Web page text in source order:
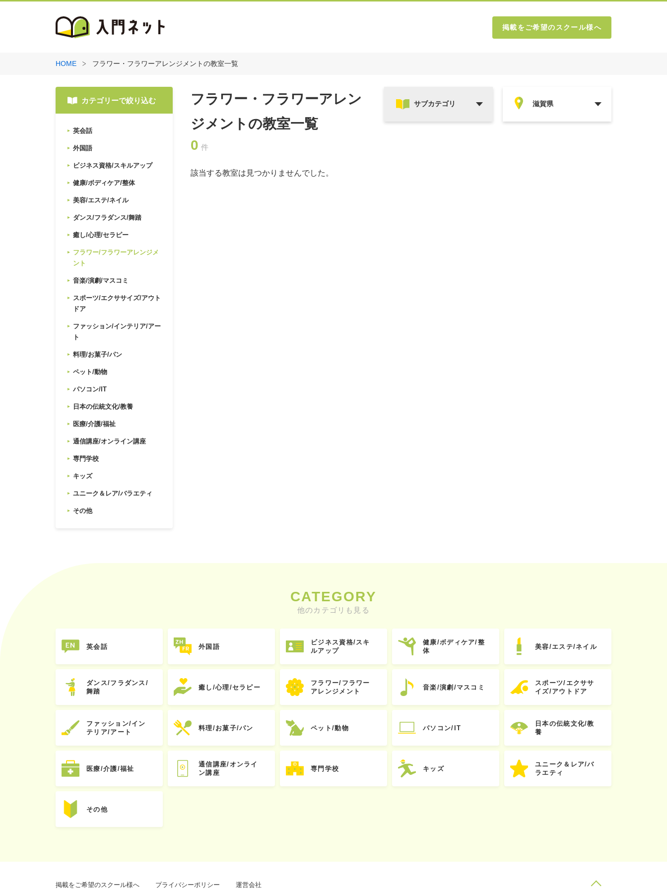
掲載をご希望のスクール様へ
HOME フラワー・フラワーアレンジメントの教室一覧
カテゴリーで絞り込む
英会話
外国語
ビジネス資格/スキルアップ
健康/ボディケア/整体
美容/エステ/ネイル
ダンス/フラダンス/舞踏
癒し/心理/セラピー
フラワー/フラワーアレンジメ
ント
音楽/演劇/マスコミ
スポーツ/エクササイズ/アウト
ドア
ファッション/インテリア/アー
ト
料理/お菓子/パン
ペット/動物
パソコン/IT
日本の伝統文化/教養
医療/介護/福祉
通信講座/オンライン講座
専門学校
キッズ
ユニーク＆レア/バラエティ
その他
フラワー・フラワーアレン
ジメントの教室一覧
0 件
該当する教室は見つかりませんでした。
CATEGORY
他のカテゴリも見る
英会話 外国語
ビジネス資格/スキ
ルアップ
健康/ボディケア/整
体
美容/エステ/ネイル
ダンス/フラダンス/
舞踏
癒し/心理/セラピー
フラワー/フラワー
アレンジメント
音楽/演劇/マスコミ
スポーツ/エクササ
イズ/アウトドア
ファッション/イン
テリア/アート
料理/お菓子/パン ペット/動物 パソコン/IT
日本の伝統文化/教
養
医療/介護/福祉
通信講座/オンライ
ン講座
専門学校 キッズ
ユニーク＆レア/バ
ラエティ
その他
掲載をご希望のスクール様へ プライバシーポリシー 運営会社